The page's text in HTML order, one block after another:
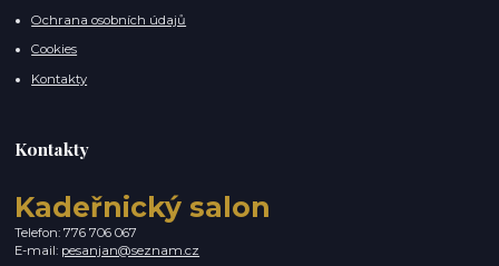
Ochrana osobních údajů
Cookies
Kontakty
Kontakty
Kadeřnický salon
Telefon: 776 706 067
E-mail: pesanjan@seznam.cz